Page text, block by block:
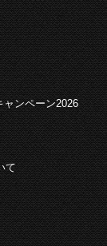
ャンペーン2026
て